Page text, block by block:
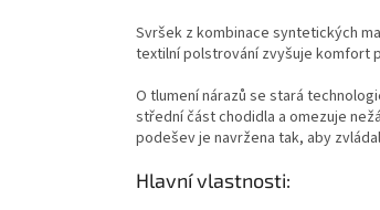
Svršek z kombinace syntetických
textilní polstrování zvyšuje komfort
O tlumení nárazů se stará
střední část chodidla a omezuje
podešev je navržena tak, aby
Hlavní vlastnosti: